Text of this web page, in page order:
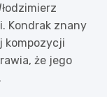
Kondrak znany
kompozycji
że jego